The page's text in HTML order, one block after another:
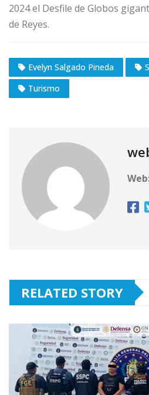
2024 el Desfile de Globos
de Reyes.
Evelyn Salgado Pineda
Turismo
RELATED STORY